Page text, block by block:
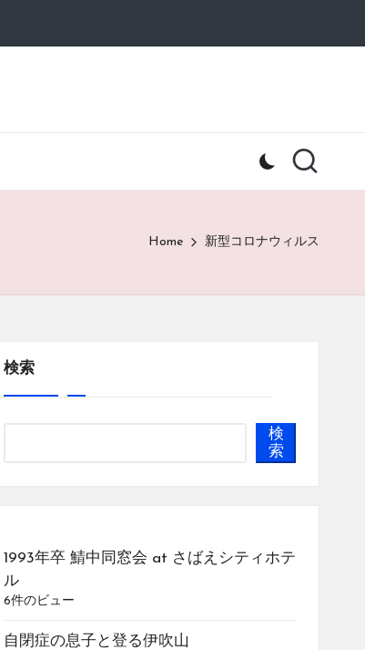
Home 新型コロナウィルス
検索
検
索
1993年卒 鯖中同窓会 at さばえシティホテ
ル
6件のビュー
自閉症の息子と登る伊吹山